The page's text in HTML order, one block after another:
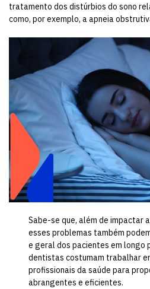
tratamento dos distúrbios do sono
como, por exemplo, a apneia
Sabe-se que, além de impactar
esses problemas também
e geral dos pacientes em longo
dentistas costumam trabalhar
profissionais da saúde para
abrangentes e eficientes.